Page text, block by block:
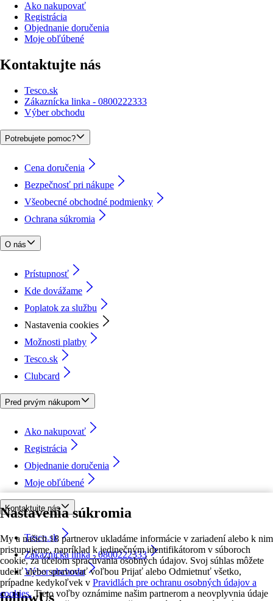
Nastavenia súkromia
My a našich 18 partnerov ukladáme informácie v zariadení alebo k nim
pristupujeme, napríklad k jedinečným identifikátorom v súboroch
cookie, za účelom spracúvania osobných údajov. Svoj súhlas môžete
udeliť alebo spravovať voľbou Prijať alebo Odmietnuť všetko,
prípadne kedykoľvek v Pravidlách pre ochranu osobných údajov a
cookies. Tieto voľby oznámime našim partnerom a neovplyvnia údaje
Ako nakupovať
Registrácia
Objednanie doručenia
Moje obľúbené
Kontaktujte nás
Tesco.sk
Zákaznícka linka - 0800222333
Výber obchodu
Potrebujete pomoc?
Cena doručenia
Bezpečnosť pri nákupe
Všeobecné obchodné podmienky
Ochrana súkromia
O nás
Prístupnosť
Kde dovážame
Poplatok za službu
Nastavenia cookies
Možnosti platby
Tesco.sk
Clubcard
Pred prvým nákupom
Ako nakupovať
Registrácia
Objednanie doručenia
Moje obľúbené
Kontaktujte nás
Tesco.sk
Zákaznícka linka - 0800222333
Výber obchodu
followUs